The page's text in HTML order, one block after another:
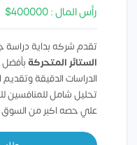
رأس المال : 400000$
تقدم شركه بداية
الستائر المتحركة
الدراسات الدقيقة
تحليل شامل للمنافسين
علي حصه اكبر من السوق